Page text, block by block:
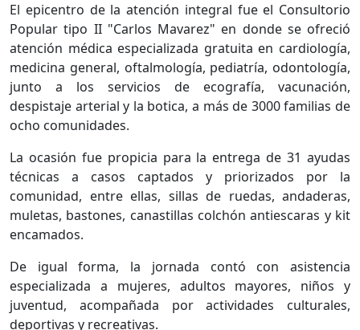
El epicentro de la atención integral fue el Consultorio
Popular tipo II "Carlos Mavarez" en donde se ofreció
atención médica especializada gratuita en cardiología,
medicina general, oftalmología, pediatría, odontología,
junto a los servicios de ecografía, vacunación,
despistaje arterial y la botica, a más de 3000 familias de
ocho comunidades.
La ocasión fue propicia para la entrega de 31 ayudas
técnicas a casos captados y priorizados por la
comunidad, entre ellas, sillas de ruedas, andaderas,
muletas, bastones, canastillas colchón antiescaras y kit
encamados.
De igual forma, la jornada contó con asistencia
especializada a mujeres, adultos mayores, niños y
juventud, acompañada por actividades culturales,
deportivas y recreativas.